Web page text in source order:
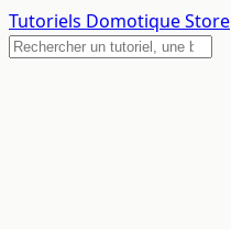
Tutoriels Domotique Store